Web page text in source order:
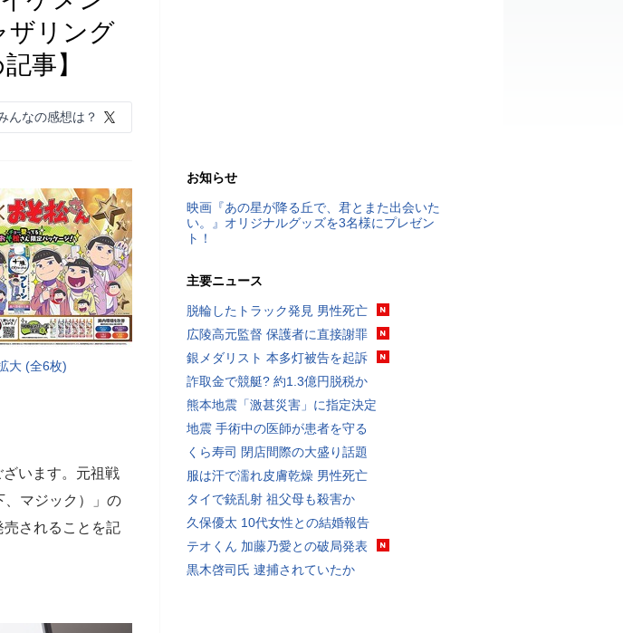
ザリング
事】
んなの感想は？
大 (全6枚)
います。元祖戦
、マジック）」の
されることを記
お知らせ
映画『あの星が降る丘で、君とまた出会いた
い。』オリジナルグッズを3名様にプレゼン
ト！
主要ニュース
脱輪したトラック発見 男性死亡
広陵高元監督 保護者に直接謝罪
銀メダリスト 本多灯被告を起訴
詐取金で競艇? 約1.3億円脱税か
熊本地震「激甚災害」に指定決定
地震 手術中の医師が患者を守る
くら寿司 閉店間際の大盛り話題
服は汗で濡れ皮膚乾燥 男性死亡
タイで銃乱射 祖父母も殺害か
久保優太 10代女性との結婚報告
テオくん 加藤乃愛との破局発表
黒木啓司氏 逮捕されていたか